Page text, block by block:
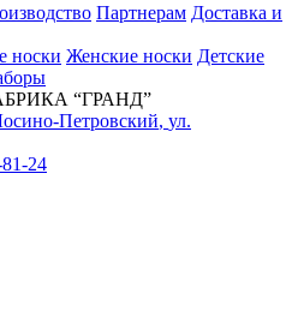
Партнерам Доставка и
носки Женские носки Детские
“ГРАНД”
Петровский, ул.
24